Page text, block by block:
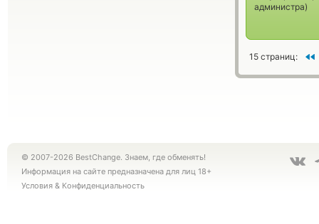
администра)
15 страниц:
© 2007-2026 BestChange. Знаем, где обменять!
Информация на сайте предназначена для лиц 18+
Условия & Конфиденциальность